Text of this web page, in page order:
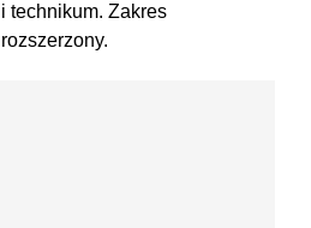
i technikum. Zakres
rozszerzony.